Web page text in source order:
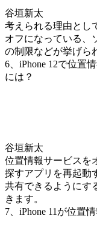
谷垣新太
考えられる理由とし
オフになっている、
の制限などが挙げら
6、iPhone 12で位置
には？
谷垣新太
位置情報サービスを
探すアプリを再起動
共有できるようにす
きます。
7、iPhone 11が位置